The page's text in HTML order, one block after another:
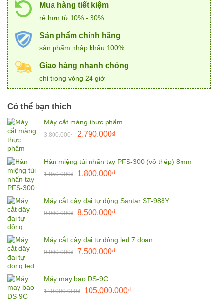
Mua hàng tiết kiệm
rẻ hơn từ 10% - 30%
Sản phẩm chính hãng
sản phẩm nhập khẩu 100%
Giao hàng nhanh chóng
chỉ trong vòng 24 giờ
Có thể bạn thích
Máy cắt màng thực phẩm
3.800.000₫
Giá
3.800.000₫.
2.790.000₫Giá
là:
2.790.000₫.
Hàn miệng túi nhấn tay PFS-300 (vỏ thép) 8mm
1.850.000₫
Giá
1.850.000₫.
1.800.000₫Giá
là:
1.800.000₫.
Máy cắt dây đai tự động Santar ST-988Y
9.900.000₫ Giá
9.900.000₫.
8.500.000₫Giá
là:
8.500.000₫.
Máy cắt dây đai tự động led 7 đoạn
9.900.000₫ Giá
9.900.000₫.
7.500.000₫Giá
7.500.000₫.
Máy may bao DS-9C
110.000.000₫
Giá
105.000.000₫Giá